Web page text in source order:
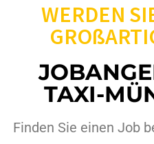
WERDEN
TAXI-
Finden Sie einen Job